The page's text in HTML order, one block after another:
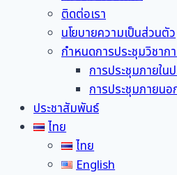
ติดต่อเรา
นโยบายความเป็นส่วนตัว
กำหนดการประชุมวิชาก
การประชุมภายใน
การประชุมภายนอ
ประชาสัมพันธ์
ไทย
ไทย
English